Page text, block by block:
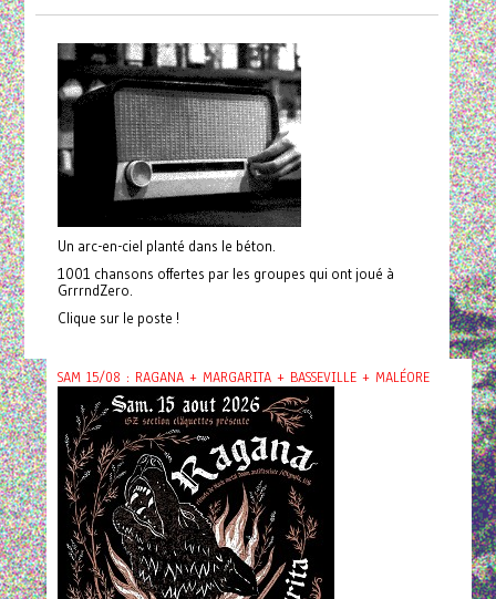
Un arc-en-ciel planté dans le béton.
1001 chansons offertes par les groupes qui ont joué à
GrrrndZero.
Clique sur le poste !
SAM 15/08 : RAGANA + MARGARITA + BASSEVILLE + MALÉORE